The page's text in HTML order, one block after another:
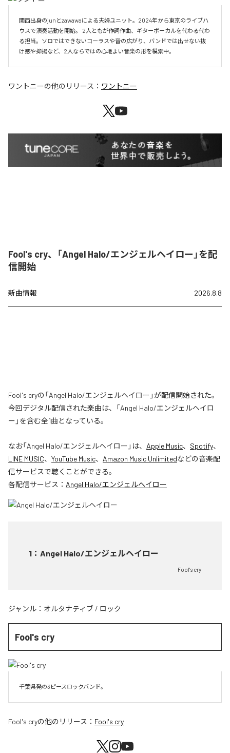
関西出身のjunとzawawaによる夫婦ユニット。2024年から東京のライブハ
ウスで演奏活動を開始。 2人ともが作詞作曲、ギターボーカルを代わる代わ
る担当。ソロではできないコーラスや音の広がり、バンドでは出せない抜
け感や抑揚など、2人ならではの心地よい音楽の形を模索中。
ワントニーの他のリリース： ワントニー
Fool's cry、「Angel Halo/エンジェルヘイロー」を配
信開始
新曲情報 2026.8.8
Fool's cryの「Angel Halo/エンジェルヘイロー」が配信開始された。
今回デジタル配信された楽曲は、「Angel Halo/エンジェルヘイロ
ー」を含む全1曲となっている。
なお「Angel Halo/エンジェルヘイロー 」は、 Apple Music、 Spotify、
LINE MUSIC、 YouTube Music、 Amazon Music Unlimitedなどの音楽配
信サービスで聴くことができる。
各配信サービス： Angel Halo/エンジェルヘイロー
1 ： Angel Halo/エンジェルヘイロー
Fool's cry
ジャンル： オルタナティブ / ロック
Fool's cry
千葉県発の3ピースロックバンド。
Fool's cryの他のリリース： Fool's cry